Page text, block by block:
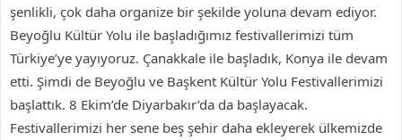
şenlikli, çok daha organize bir şekilde yoluna devam ediyor.
Beyoğlu Kültür Yolu ile başladığımız festivallerimizi tüm
Türkiye’ye yayıyoruz. Çanakkale ile başladık, Konya ile devam
etti. Şimdi de Beyoğlu ve Başkent Kültür Yolu Festivallerimizi
başlattık. 8 Ekim’de Diyarbakır’da da başlayacak.
Festivallerimizi her sene beş şehir ­daha ekleyerek ülkemizde